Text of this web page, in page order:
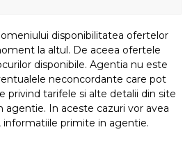
disponibilitatea ofertelor
la altul. De aceea ofertele
disponibile. Agentia nu este
neconcordante care pot
privind tarifele si alte detalii din site
agentie. In aceste cazuri vor avea
primite in agentie.